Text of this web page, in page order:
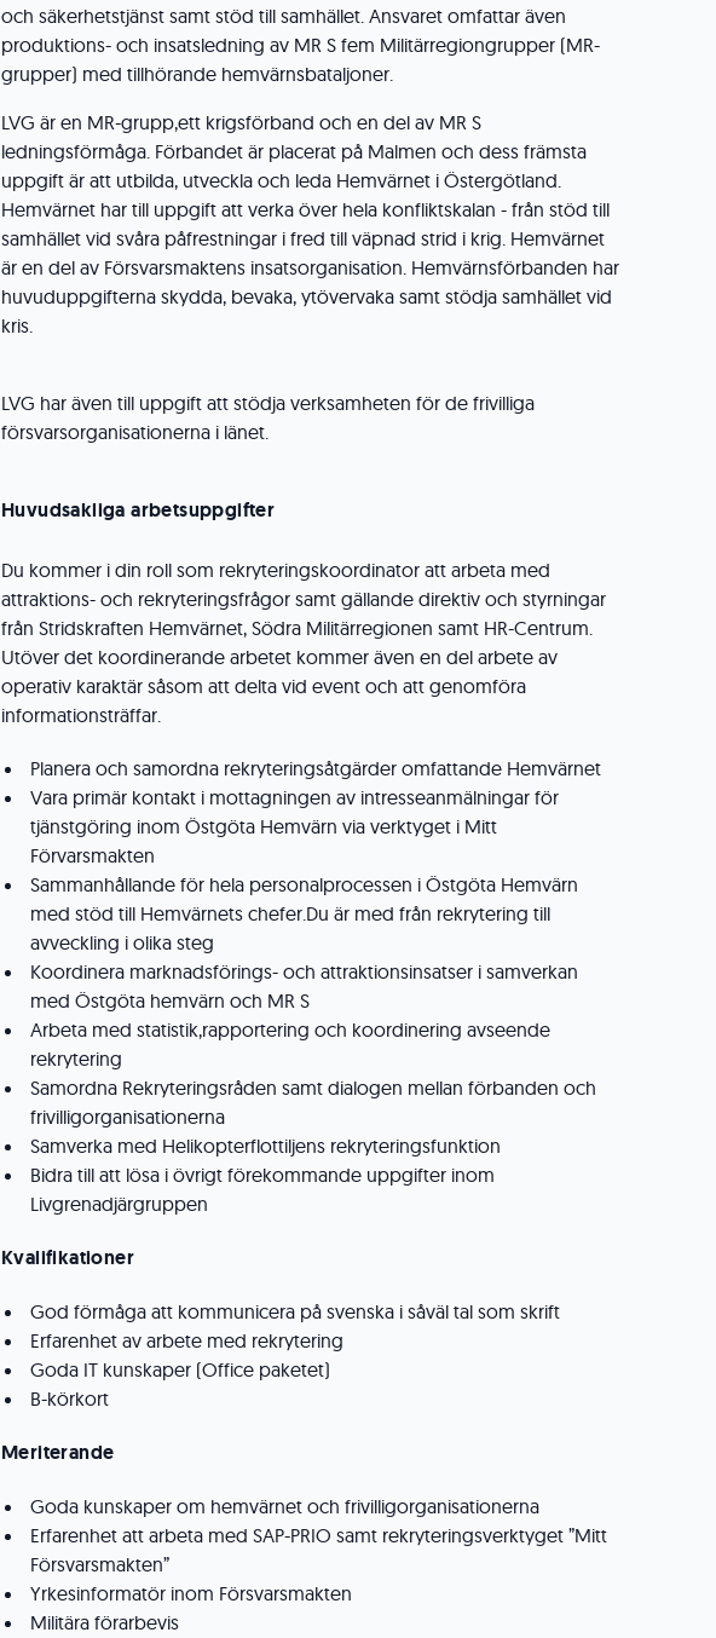
och säkerhetstjänst samt stöd till samhället. Ansvaret omfattar även
produktions- och insatsledning av MR S fem Militärregiongrupper (MR-
grupper) med tillhörande hemvärnsbataljoner.
LVG är en MR-grupp,ett krigsförband och en del av MR S
ledningsförmåga. Förbandet är placerat på Malmen och dess främsta
uppgift är att utbilda, utveckla och leda Hemvärnet i Östergötland.
Hemvärnet har till uppgift att verka över hela konfliktskalan - från stöd till
samhället vid svåra påfrestningar i fred till väpnad strid i krig. Hemvärnet
är en del av Försvarsmaktens insatsorganisation. Hemvärnsförbanden har
huvuduppgifterna skydda, bevaka, ytövervaka samt stödja samhället vid
kris.
LVG har även till uppgift att stödja verksamheten för de frivilliga
försvarsorganisationerna i länet.
Huvudsakliga arbetsuppgifter
Du kommer i din roll som rekryteringskoordinator att arbeta med
attraktions- och rekryteringsfrågor samt gällande direktiv och styrningar
från Stridskraften Hemvärnet, Södra Militärregionen samt HR-Centrum.
Utöver det koordinerande arbetet kommer även en del arbete av
operativ karaktär såsom att delta vid event och att genomföra
informationsträffar.
Planera och samordna rekryteringsåtgärder omfattande Hemvärnet
Vara primär kontakt i mottagningen av intresseanmälningar för
tjänstgöring inom Östgöta Hemvärn via verktyget i Mitt
Förvarsmakten
Sammanhållande för hela personalprocessen i Östgöta Hemvärn
med stöd till Hemvärnets chefer.Du är med från rekrytering till
avveckling i olika steg
Koordinera marknadsförings- och attraktionsinsatser i samverkan
med Östgöta hemvärn och MR S
Arbeta med statistik,rapportering och koordinering avseende
rekrytering
Samordna Rekryteringsråden samt dialogen mellan förbanden och
frivilligorganisationerna
Samverka med Helikopterflottiljens rekryteringsfunktion
Bidra till att lösa i övrigt förekommande uppgifter inom
Livgrenadjärgruppen
Kvalifikationer
God förmåga att kommunicera på svenska i såväl tal som skrift
Erfarenhet av arbete med rekrytering
Goda IT kunskaper (Office paketet)
B-körkort
Meriterande
Goda kunskaper om hemvärnet och frivilligorganisationerna
Erfarenhet att arbeta med SAP-PRIO samt rekryteringsverktyget ”Mitt
Försvarsmakten”
Yrkesinformatör inom Försvarsmakten
Militära förarbevis